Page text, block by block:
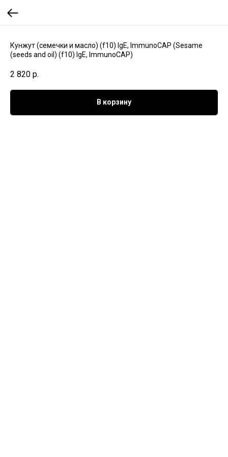
Кунжут (семечки и масло) (f10) IgE, ImmunoCAP (Sesame
(seeds and oil) (f10) IgE, ImmunoCAP)
2 820 р.
В корзину